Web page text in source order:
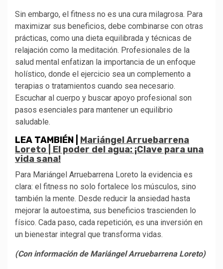
Sin embargo, el fitness no es una cura milagrosa. Para
maximizar sus beneficios, debe combinarse con otras
prácticas, como una dieta equilibrada y técnicas de
relajación como la meditación. Profesionales de la
salud mental enfatizan la importancia de un enfoque
holístico, donde el ejercicio sea un complemento a
terapias o tratamientos cuando sea necesario.
Escuchar al cuerpo y buscar apoyo profesional son
pasos esenciales para mantener un equilibrio
saludable.
LEA TAMBIÉN | Mariángel Arruebarrena
Loreto | El poder del agua: ¡Clave para una
vida sana!
Para Mariángel Arruebarrena Loreto la evidencia es
clara: el fitness no solo fortalece los músculos, sino
también la mente. Desde reducir la ansiedad hasta
mejorar la autoestima, sus beneficios trascienden lo
físico. Cada paso, cada repetición, es una inversión en
un bienestar integral que transforma vidas.
(Con información de Mariángel Arruebarrena Loreto)